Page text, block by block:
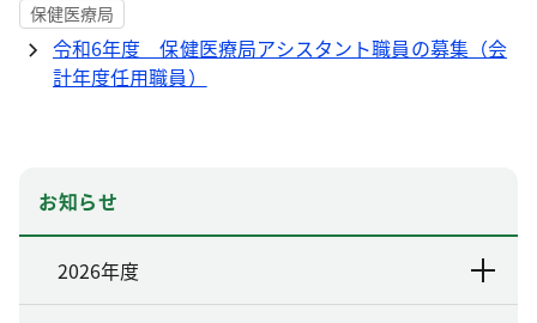
保健医療局
令和6年度 保健医療局アシスタント職員の募集（会
計年度任用職員）
お知らせ
2026年度